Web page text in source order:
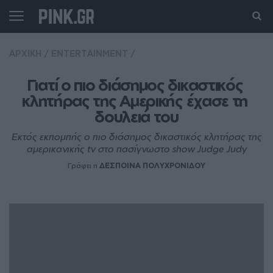
Γιατί ο πιο διάσημος δικαστικός
κλητήρας της Αμερικής έχασε τη
δουλειά του
Εκτός εκπομπής ο πιο διάσημος δικαστικός κλητήρας της
αμερικανικής tv στο πασίγνωστο show Judge Judy
Γράφει η ΔΕΣΠΟΙΝΑ ΠΟΛΥΧΡΟΝΙΔΟΥ